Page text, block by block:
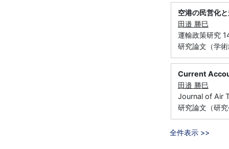
空港の民営化
田邉 勝巳
運輸政策研究
研究論文（学
Current
田邉 勝巳
Journal of Air
研究論文（研
全件表示 >>